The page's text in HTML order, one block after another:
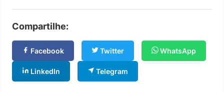
Compartilhe:
Facebook Twitter WhatsApp
LinkedIn Telegram